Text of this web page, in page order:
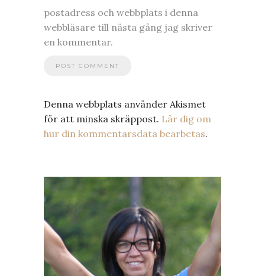
postadress och webbplats i denna
webbläsare till nästa gång jag skriver
en kommentar.
Denna webbplats använder Akismet
för att minska skräppost. Lär dig om
hur din kommentarsdata bearbetas.